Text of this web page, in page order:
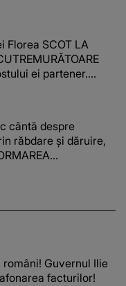
Florea SCOT LA
ei partener.
și ascunsă în
pare rău că nu am
pentru ea și..."
cântă despre
răbdare și dăruire,
anilor: "De
Guvernul Ilie
facturilor!